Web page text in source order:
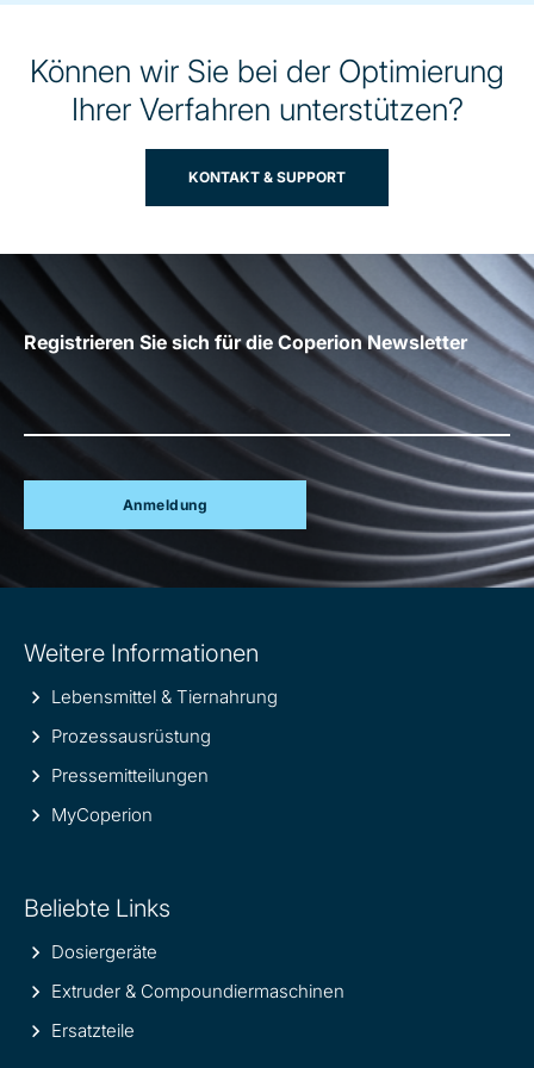
Können wir Sie bei der Optimierung
Ihrer Verfahren unterstützen?
KONTAKT & SUPPORT
Registrieren Sie sich für die Coperion Newsletter
Anmeldung
information
Weitere Informationen
Lebensmittel & Tiernahrung
Prozessausrüstung
Pressemitteilungen
MyCoperion
Beliebte Links
Dosiergeräte
Extruder & Compoundiermaschinen
Ersatzteile